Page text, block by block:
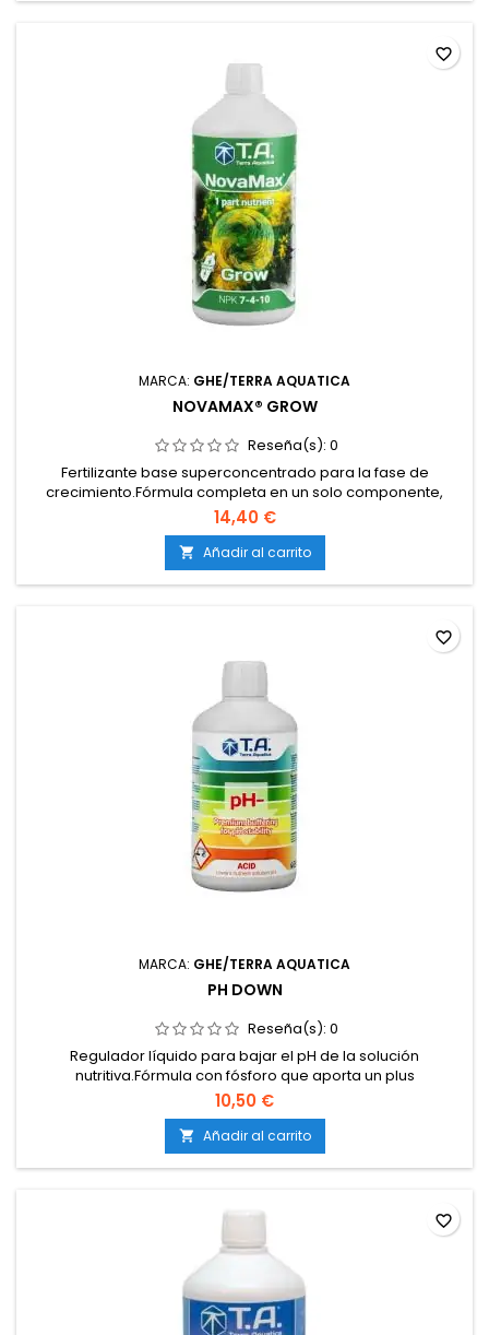
MARCA: GHE/TERRA AQUATICA
NOVAMAX® GROW
Reseña(s): 0
Fertilizante base superconcentrado para la fase de
crecimiento.Fórmula completa en un solo componente,
práctica y eficiente.Incluye macronutrientes, calcio,
magnesio, azufre y oligoelementos quelatados.Enriquecido
con ácidos húmicos que mejoran la
biodisponibilidad.Compatible con tierra, coco e hidroponía.
14,40 €
 Añadir al carrito
favorite_border
MARCA: GHE/TERRA AQUATICA
PH DOWN
Reseña(s): 0
Regulador líquido para bajar el pH de la solución
nutritiva.Fórmula con fósforo que aporta un plus
nutritivo.Compatible con tierra, coco e hidroponía.Estable y
completamente soluble en agua.Evita bloqueos
nutricionales provocados por pH alto.
10,50 €
 Añadir al carrito
favorite_border
favorite_border